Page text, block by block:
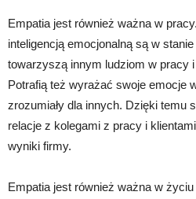
Empatia jest również ważna w
inteligencją emocjonalną są w
towarzyszą innym ludziom w pracy
Potrafią też wyrażać swoje emocje
zrozumiały dla innych. Dzięki temu
relacje z kolegami z pracy i
wyniki firmy.
Empatia jest również ważna w